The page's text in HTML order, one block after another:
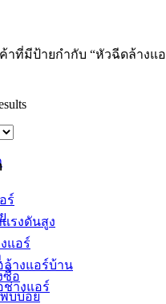
ซื้อ
บบ่อย
าที่มีป้ายกำกับ “หัวฉีดล้างแอ
ร์
เรงดันสูง
แอร์
ล้างแอร์บ้าน
ช่างแอร์